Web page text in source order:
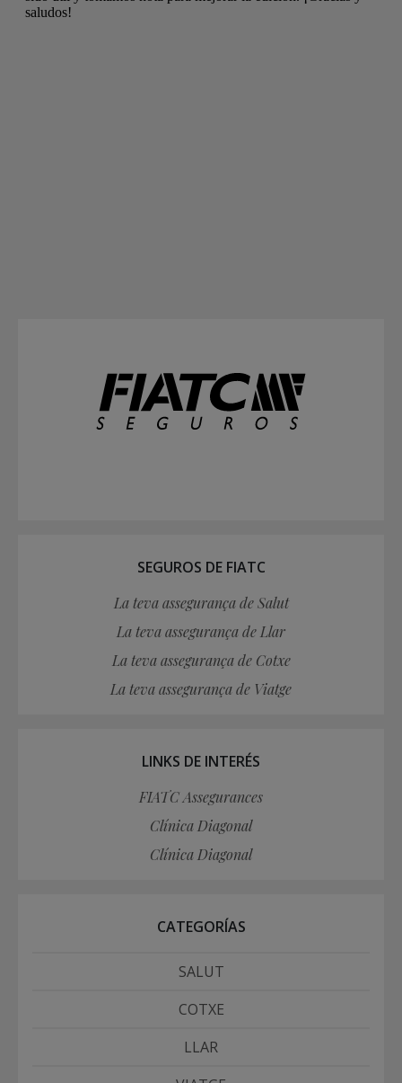
SEGUROS DE FIATC
La teva assegurança de Salut
La teva assegurança de Llar
La teva assegurança de Cotxe
La teva assegurança de Viatge
LINKS DE INTERÉS
FIATC Assegurances
Clínica Diagonal
Clínica Diagonal
CATEGORÍAS
SALUT
COTXE
LLAR